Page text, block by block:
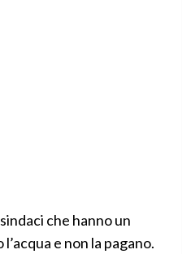
che hanno un
e non la pagano.